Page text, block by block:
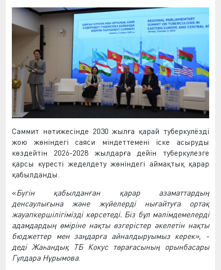
Саммит нәтижесінде 2030 жылға қарай туберкулёзді
жою жөніндегі саяси міндеттемені іске асыруды
көздейтін 2026-2028 жылдарға дейін туберкулезге
қарсы күресті жеделдету жөніндегі аймақтық қарар
қабылданды.
«Бүгін қабылданған қарар азаматтардың
денсаулығына және жүйелерді нығайтуға ортақ
жауапкершілігімізді көрсетеді. Біз бұл мәлімдемелерді
адамдардың өміріне нақты өзгерістер әкелетін нақты
бюджеттер мен заңдарға айналдыруымыз керек», -
деді Жаһандық ТБ Кокус төрағасының орынбасары
Гүлдара Нұрымова.